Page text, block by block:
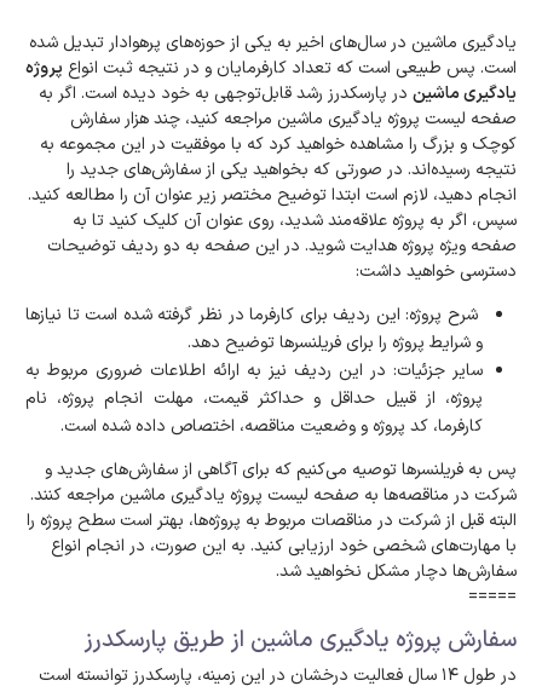
یادگیری ماشین در سال‌های اخیر به یکی از حوزه‌های پرهوادار تبدیل شده
است. پس طبیعی است که تعداد کارفرمایان و در نتیجه ثبت انواع پروژه
یادگیری ماشین در پارسکدرز رشد قابل‌توجهی به خود دیده است. اگر به
صفحه لیست پروژه یادگیری ماشین مراجعه کنید، چند هزار سفارش
کوچک و بزرگ را مشاهده خواهید کرد که با موفقیت در این مجموعه به
نتیجه رسیده‌اند. در صورتی که بخواهید یکی از سفارش‌های جدید را
انجام دهید، لازم است ابتدا توضیح مختصر زیر عنوان آن را مطالعه کنید.
سپس، اگر به پروژه علاقه‌مند شدید، روی عنوان آن کلیک کنید تا به
صفحه ویژه پروژه هدایت شوید. در این صفحه به دو ردیف توضیحات
دسترسی خواهید داشت:
شرح پروژه: این ردیف برای کارفرما در نظر گرفته شده است تا نیازها
و شرایط پروژه را برای فریلنسرها توضیح دهد.
سایر جزئیات: در این ردیف نیز به ارائه اطلاعات ضروری مربوط به
پروژه، از قبیل حداقل و حداکثر قیمت، مهلت انجام پروژه، نام
کارفرما، کد پروژه و وضعیت مناقصه، اختصاص داده شده است.
پس به فریلنسرها توصیه می‌کنیم که برای آگاهی از سفارش‌های جدید و
شرکت در مناقصه‌ها به صفحه لیست پروژه یادگیری ماشین مراجعه کنند.
البته قبل از شرکت در مناقصات مربوط به پروژه‌ها، بهتر است سطح پروژه را
با مهارت‌های شخصی خود ارزیابی کنید. به این صورت، در انجام انواع
سفارش‌ها دچار مشکل نخواهید شد.
=====
سفارش پروژه یادگیری ماشین از طریق پارسکدرز
در طول ۱۴ سال فعالیت درخشان در این زمینه، پارسکدرز توانسته است